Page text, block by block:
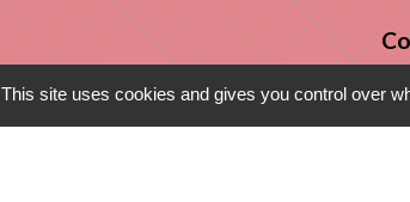
This site uses cookies and gives you control over